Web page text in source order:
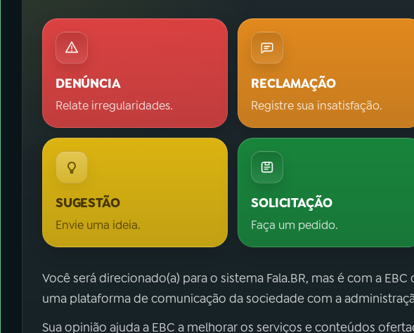
DENÚNCIA
Relate irregularidades.
RECLAMAÇÃO
Registre sua insatisfação.
SUGESTÃO
Envie uma ideia.
SOLICITAÇÃO
Faça um pedido.
Você será direcionado(a) para o sistema Fala.BR, mas é com a
uma plataforma de comunicação da sociedade com a
Sua opinião ajuda a EBC a melhorar os serviços e conteúdos